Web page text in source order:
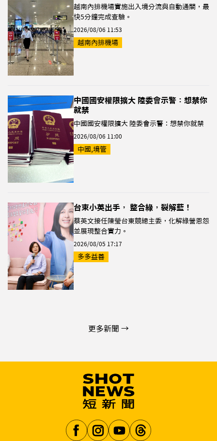
越南內排機場實施出入境分流與自動通關，最
快5分鐘完成查驗。
2026/08/06 11:53
越南內排機場
中國國安權限擴大 陸委會示警：想禁你
就禁
中國國安權限擴大 陸委會示警：想禁你就禁
2026/08/06 11:00
中國,境管
台東小英出手， 整合綠，裂解藍！
蔡英文接任陳瑩台東競總主委，化解綠營恩怨
並展現整合實力。
2026/08/05 17:17
多多益善
更多新聞 →